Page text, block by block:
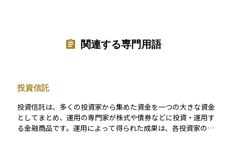
関連する専門用語
投資信託
投資信託は、多くの投資家から集めた資金を一つの大きな資金
としてまとめ、運用の専門家が株式や債券などに投資・運用す
る金融商品です。運用によって得られた成果は、各投資家の投